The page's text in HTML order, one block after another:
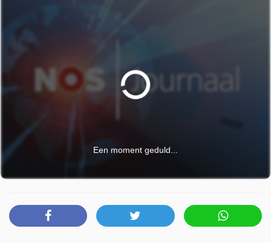
Een moment geduld...